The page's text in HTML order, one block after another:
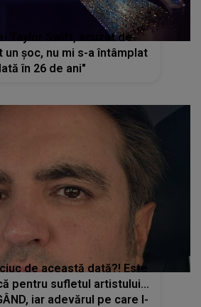
Taylor Swift, acuzat de
un şoc, nu mi s-a întâmplat
în 26 de ani"
de această dată?! Este
pentru sufletul artistului...
iar adevărul pe care l-